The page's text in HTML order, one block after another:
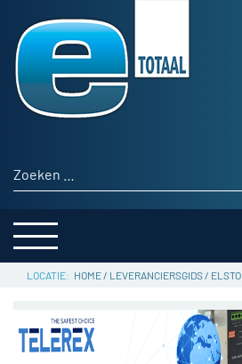
Zoeken naar:
HOME
PRODUCTNIEUWS
ACHTERGROND
THEMA’S
SERVICE
HOME/ LEVERANCIERSGIDS/